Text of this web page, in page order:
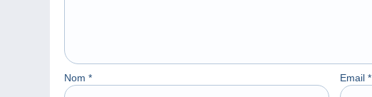
Nom * Email *